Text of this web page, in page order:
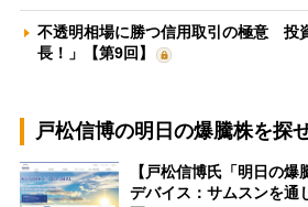
不透明相場に勝つ信用取引の極意 投
長！」【第9回】
戸松信博の明日の爆騰株を探
【戸松信博氏「明日の
デバイス：サムスンを通